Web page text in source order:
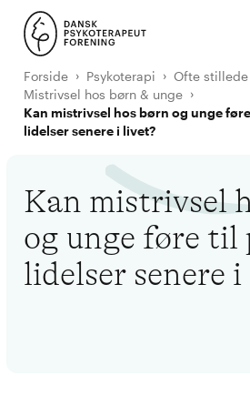
Forside Psykoterapi
Ofte
Mistrivsel hos børn & unge
Kan mistrivsel hos børn og unge
lidelser senere i livet?
Kan mistrivsel
og unge føre til
lidelser senere